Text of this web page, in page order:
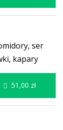
ser
kapary